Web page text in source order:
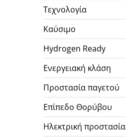
Τεχνολογία
Καύσιμο
Hydrogen Ready
Ενεργειακή κλάση
Προστασία παγετού
Επίπεδο Θορύβου
Ηλεκτρική προστασία